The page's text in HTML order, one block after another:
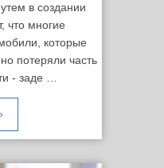
в создании
что многие
которые
потеряли часть
- заде …